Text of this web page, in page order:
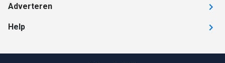
Adverteren
Help